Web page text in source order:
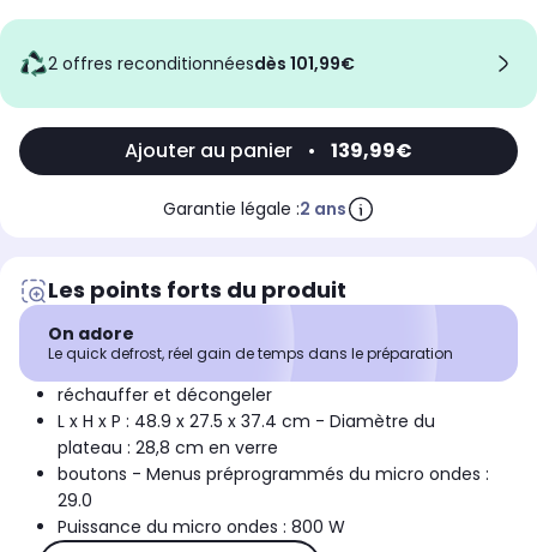
2 offres reconditionnées dès 101,99€
Ajouter au panier • 139,99€
Garantie légale :2 ans
Les points forts du produit
On adore
Le quick defrost, réel gain de temps dans le préparation
réchauffer et décongeler
L x H x P : 48.9 x 27.5 x 37.4 cm - Diamètre du
plateau : 28,8 cm en verre
boutons - Menus préprogrammés du micro ondes :
29.0
Puissance du micro ondes : 800 W